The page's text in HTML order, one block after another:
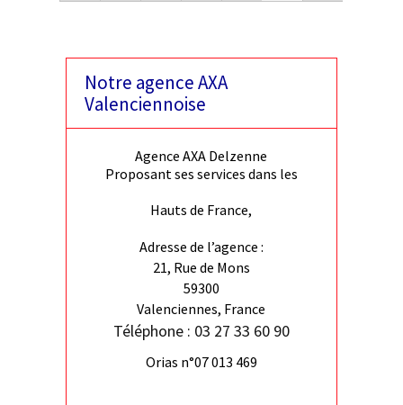
Notre agence AXA
Valenciennoise
Agence AXA Delzenne
Proposant ses services dans les
Hauts de France,
Adresse de l’agence :
21, Rue de Mons
59300
Valenciennes, France
Téléphone : 03 27 33 60 90
Orias n°07 013 469